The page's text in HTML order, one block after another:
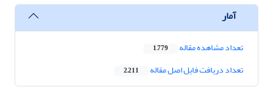
آمار
تعداد مشاهده مقاله 1,779
تعداد دریافت فایل اصل مقاله 2,211